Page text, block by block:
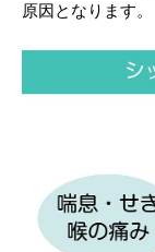
原因となります。